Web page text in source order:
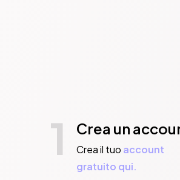
1 Crea un
Crea il tuo account
gratuito qui.